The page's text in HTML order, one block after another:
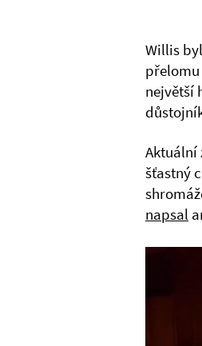
Willis
přelomu
největší
Aktuální
šťastný
napsal